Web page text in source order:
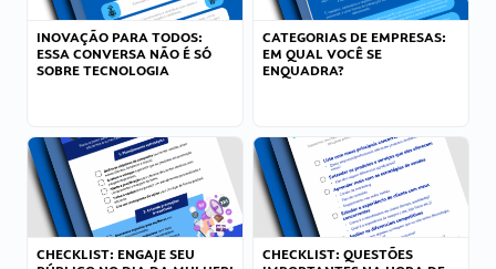
INOVAÇÃO PARA TODOS:
ESSA CONVERSA NÃO É SÓ
SOBRE TECNOLOGIA
CATEGORIAS DE EMPRESAS:
EM QUAL VOCÊ SE
ENQUADRA?
CHECKLIST: ENGAJE SEU
CHECKLIST: QUESTÕES